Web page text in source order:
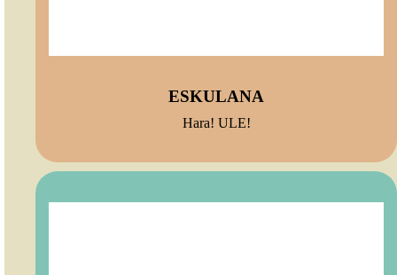
ESKULANA
Hara! ULE!